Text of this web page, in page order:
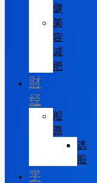
健
美
容
减
肥
财
经
股
票
选
股
学